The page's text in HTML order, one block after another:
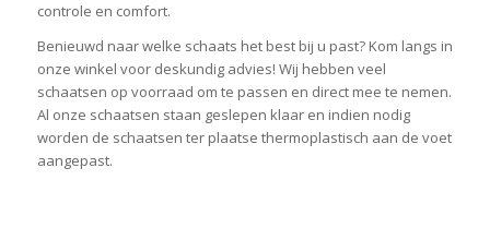
controle en comfort.
Benieuwd naar welke schaats het best bij u past? Kom langs in
onze winkel voor deskundig advies! Wij hebben veel
schaatsen op voorraad om te passen en direct mee te nemen.
Al onze schaatsen staan geslepen klaar en indien nodig
worden de schaatsen ter plaatse thermoplastisch aan de voet
aangepast.